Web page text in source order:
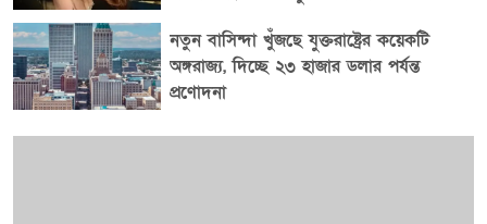
ধরা হয়েছে, বিশেষ করে চীনা শিক্ষার্থীদের ক্ষেত্রে। উন্নত প্রযুক্তির
সাথে যুক্ত স্টেম বিষয়গুলোতে অধ্যয়নরত কিছু চীনা শিক্ষার্থী
তাদের সরকারের চাপে তথ্য পাচার করতে পারে বলে উদ্বেগ
প্রকাশ করা হয়েছে, যদিও সবাই গুপ্তচরবৃত্তির উদ্দেশ্যে যায় না।
নতুন বাসিন্দা খুঁজছে যুক্তরাষ্ট্রের কয়েকটি
অঙ্গরাজ্য, দিচ্ছে ২৩ হাজার ডলার পর্যন্ত
প্রণোদনা